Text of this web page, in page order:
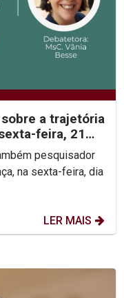
a trajetória
feira, 21
na sexta-feira, dia
LER MAIS